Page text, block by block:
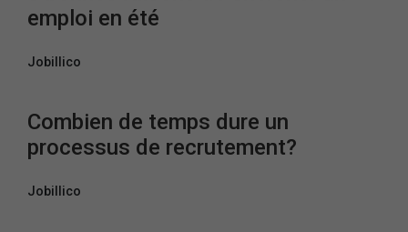
emploi en été
Jobillico
Combien de temps dure un
processus de recrutement?
Jobillico